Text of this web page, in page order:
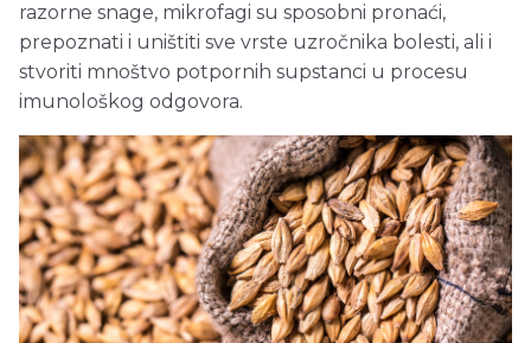
razorne snage, mikrofagi su sposobni pronaći,
prepoznati i uništiti sve vrste uzročnika bolesti, ali i
stvoriti mnoštvo potpornih supstanci u procesu
imunološkog odgovora.